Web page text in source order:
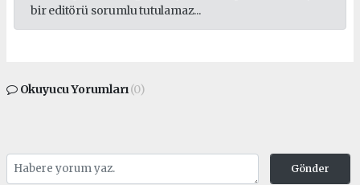
bir editörü sorumlu tutulamaz...
Okuyucu Yorumları(0)
Gönder